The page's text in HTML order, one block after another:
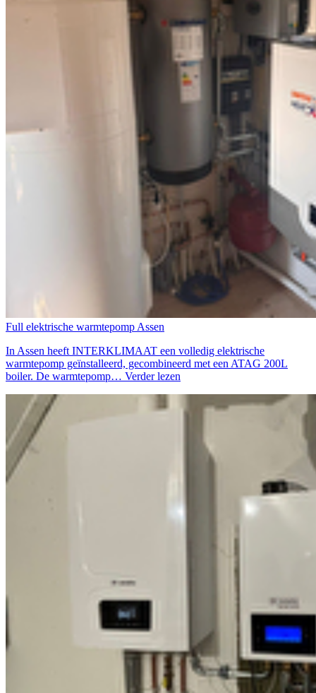
Full elektrische warmtepomp Assen
In Assen heeft INTERKLIMAAT een volledig elektrische
warmtepomp geïnstalleerd, gecombineerd met een ATAG 200L
boiler. De warmtepomp… Verder lezen